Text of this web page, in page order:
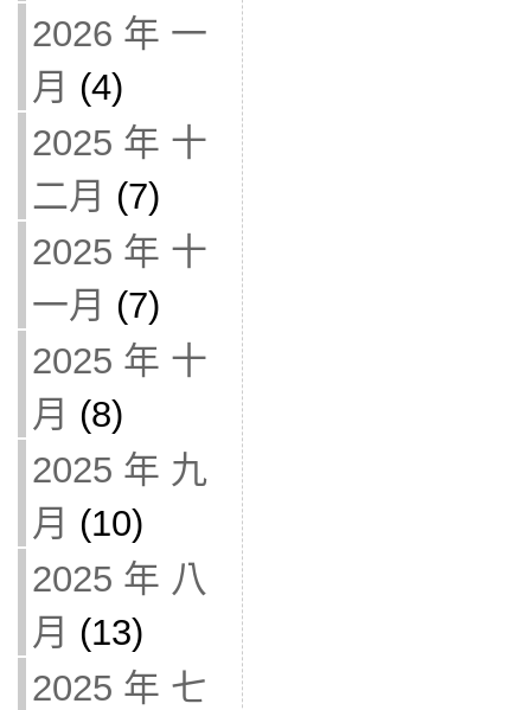
2026 年 一
月 (4)
2025 年 十
二月 (7)
2025 年 十
一月 (7)
2025 年 十
月 (8)
2025 年 九
月 (10)
2025 年 八
月 (13)
2025 年 七